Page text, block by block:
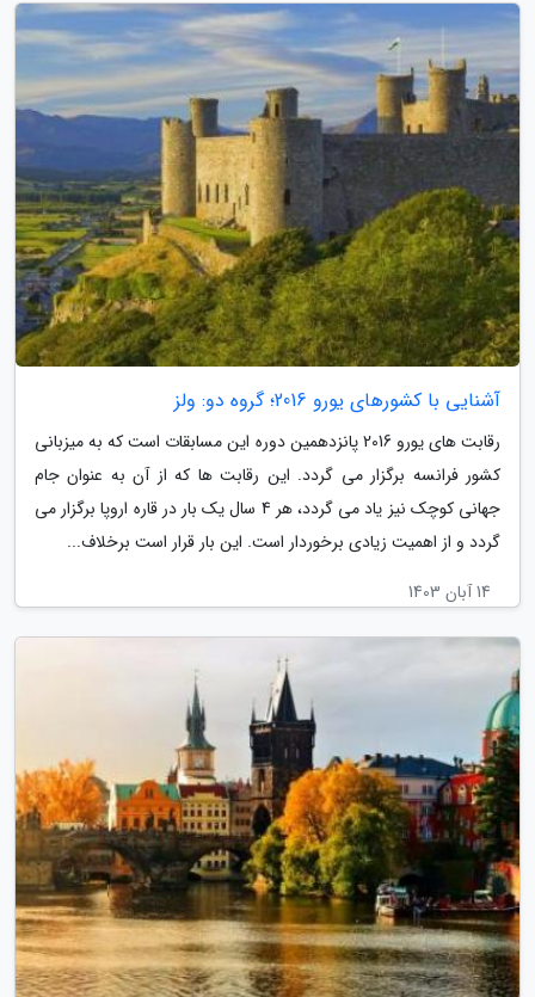
آشنایی با کشورهای یورو 2016؛ گروه دو: ولز
رقابت های یورو 2016 پانزدهمین دوره این مسابقات است که به میزبانی
کشور فرانسه برگزار می گردد. این رقابت ها که از آن به عنوان جام
جهانی کوچک نیز یاد می گردد، هر 4 سال یک بار در قاره اروپا برگزار می
گردد و از اهمیت زیادی برخوردار است. این بار قرار است برخلاف...
14 آبان 1403